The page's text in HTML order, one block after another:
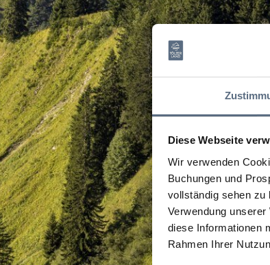
Diese Webseite
Wir verwenden
Buchungen und
vollständig sehen zu
Verwendung
diese Informationen
Rahmen Ihrer